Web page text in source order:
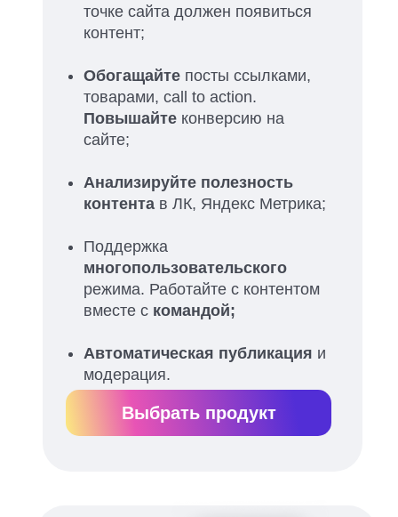
Выбрать продукт
точке сайта должен появиться
контент;
Обогащайте посты ссылками,
товарами, call to action.
Повышайте конверсию на
сайте;
Анализируйте полезность
контента в ЛК, Яндекс Метрика;
Поддержка
многопользовательского
режима. Работайте с контентом
вместе с командой;
Автоматическая публикация и
модерация.